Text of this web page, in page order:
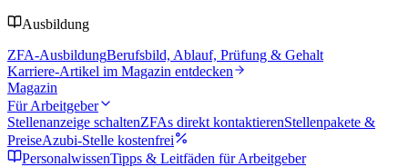
Ausbildung
ZFA-AusbildungBerufsbild, Ablauf, Prüfung & Gehalt
Karriere-Artikel im Magazin entdecken
Magazin
Für Arbeitgeber
Stellenanzeige schaltenZFAs direkt kontaktierenStellenpakete &
PreiseAzubi-Stelle kostenfrei
PersonalwissenTipps & Leitfäden für Arbeitgeber